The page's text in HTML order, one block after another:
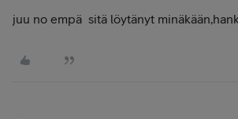
juu no empä sitä löytänyt